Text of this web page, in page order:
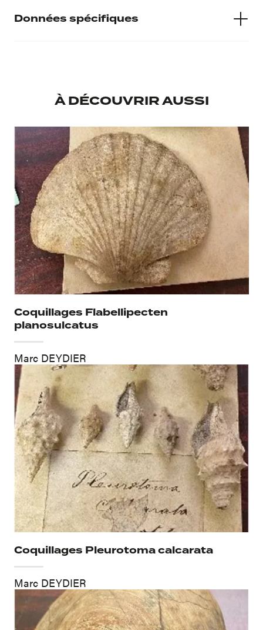
Données spécifiques
Musée d'accueil
Provenance
Legs de Mr Marc DEYDIER à l'Institut Calvet
À DÉCOUVRIR AUSSI
Coquillages Flabellipecten
planosulcatus
Marc DEYDIER
Coquillages Pleurotoma calcarata
Marc DEYDIER